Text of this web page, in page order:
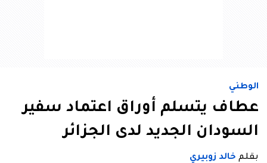
الوطني
عطاف يتسلم أوراق اعتماد سفير
السودان الجديد لدى الجزائر
بقلم خالد زوبيري